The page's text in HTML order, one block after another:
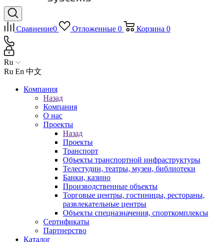
Сравнение0 Отложенные 0 Корзина 0
Ru
Ru En 中文
Компания
Назад
Компания
О нас
Проекты
Назад
Проекты
Транспорт
Объекты транспортной инфраструктуры
Телестудии, театры, музеи, библиотеки
Банки, казино
Производственные объекты
Торговые центры, гостиницы, рестораны,
развлекательные центры
Объекты спецназначения, спорткомплексы
Сертификаты
Партнерство
Каталог